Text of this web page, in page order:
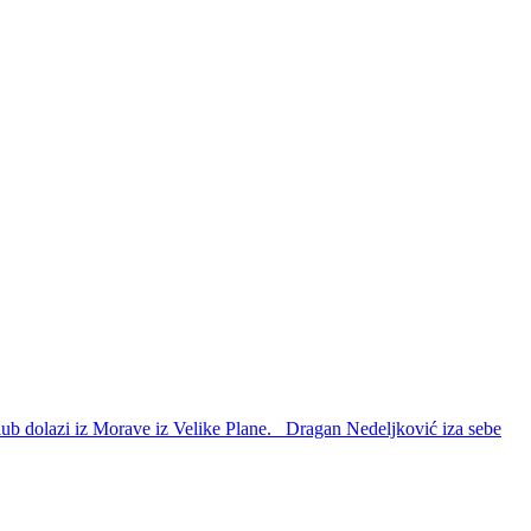
dolazi iz Morave iz Velike Plane. Dragan Nedeljković iza sebe